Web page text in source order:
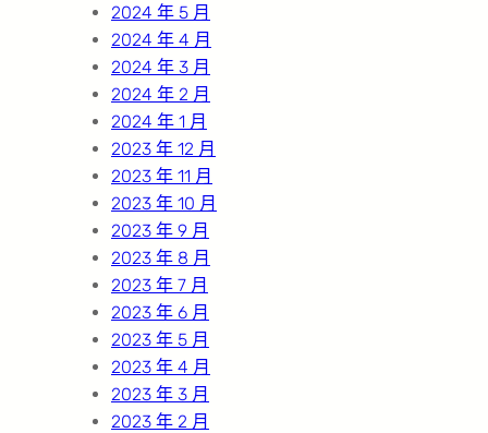
2024 年 5 月
2024 年 4 月
2024 年 3 月
2024 年 2 月
2024 年 1 月
2023 年 12 月
2023 年 11 月
2023 年 10 月
2023 年 9 月
2023 年 8 月
2023 年 7 月
2023 年 6 月
2023 年 5 月
2023 年 4 月
2023 年 3 月
2023 年 2 月